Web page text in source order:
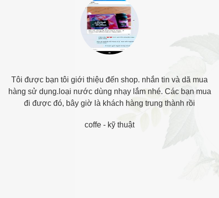
Tôi được bạn tôi giới thiệu đến shop. nhắn tin và dã mua
hàng sử dụng.loại nước dùng nhạy lắm nhé. Các bạn mua
đi được đó, bây giờ là khách hàng trung thành rồi
coffe - kỹ thuật